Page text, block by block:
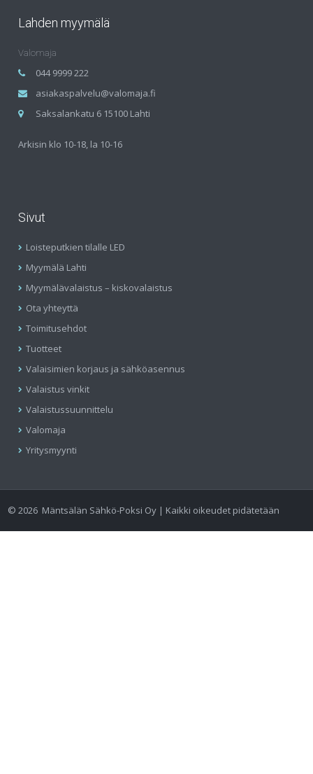
Lahden myymälä
Valomaja
044 9999 222
asiakaspalvelu@valomaja.fi
Saksalankatu 6 15100 Lahti
Arkisin klo 10-18, la 10-16
Sivut
Loisteputkien tilalle LED
Myymälä Lahti
Myymälävalaistus – kiskovalaistus
Ota yhteyttä
Toimitusehdot
Tuotteet
Valaisimien korjaus ja sähköasennus
Valaistus vinkit
Valaistussuunnittelu
Valomaja
Yritysmyynti
©2026 Mäntsälän Sähkö-Poksi Oy | Kaikki oikeudet pidätetään